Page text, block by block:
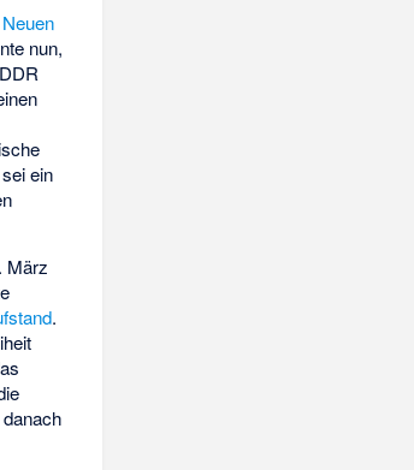
Neuen
nun,
ein
März
.